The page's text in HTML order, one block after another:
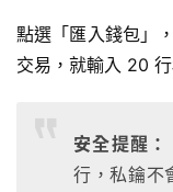
點選「匯入錢包」
交易，就輸入 20 行
安全提醒：
行，私鑰不